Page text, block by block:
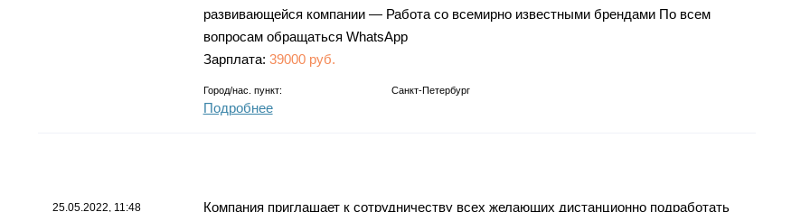
развивающейся компании — Работа со всемирно известными брендами По всем
вопросам обращаться WhatsApp
Зарплата: 39000 руб.
Город/нас. пункт: Санкт-Петербург
Подробнее
25.05.2022, 11:48
Компания приглашает к сотрудничеству всех желающих дистанционно подработать